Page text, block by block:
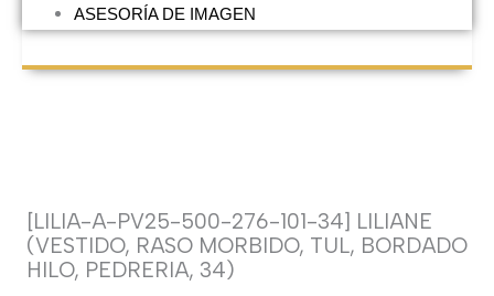
ASESORÍA DE IMAGEN
[LILIA-A-PV25-500-276-101-34] LILIANE
(VESTIDO, RASO MORBIDO, TUL, BORDADO
HILO, PEDRERIA, 34)